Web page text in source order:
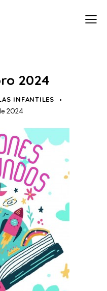
Area
2024
INFANTILES
2024